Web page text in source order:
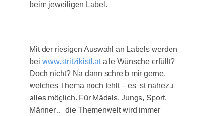
beim jeweiligen Label.
Mit der riesigen Auswahl an Labels werden
bei www.stritzikistl.atalle Wünsche erfüllt?
Doch nicht? Na dann schreib mir gerne,
welches Thema noch fehlt – es ist nahezu
alles möglich. Für Mädels, Jungs, Sport,
Männer… die Themenwelt wird immer